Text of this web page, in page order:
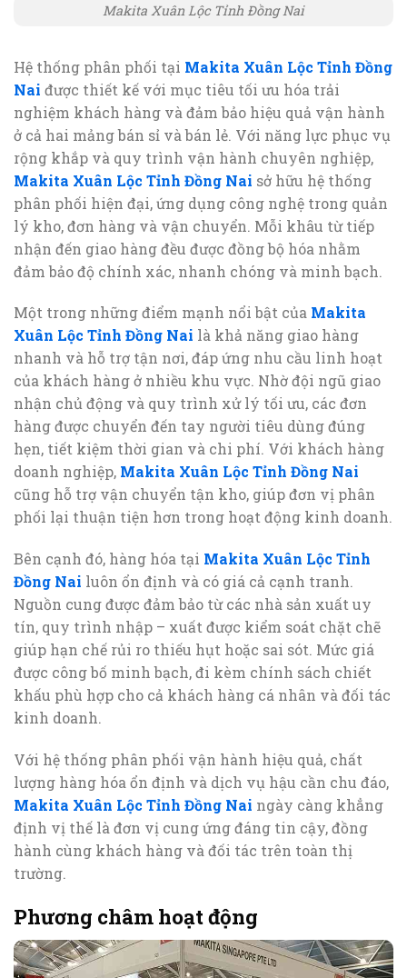
Makita Xuân Lộc Tỉnh Đồng Nai
Hệ thống phân phối tại Makita Xuân Lộc Tỉnh Đồng
Nai được thiết kế với mục tiêu tối ưu hóa trải
nghiệm khách hàng và đảm bảo hiệu quả vận hành
ở cả hai mảng bán sỉ và bán lẻ. Với năng lực phục vụ
rộng khắp và quy trình vận hành chuyên nghiệp,
Makita Xuân Lộc Tỉnh Đồng Nai sở hữu hệ thống
phân phối hiện đại, ứng dụng công nghệ trong quản
lý kho, đơn hàng và vận chuyển. Mỗi khâu từ tiếp
nhận đến giao hàng đều được đồng bộ hóa nhằm
đảm bảo độ chính xác, nhanh chóng và minh bạch.
Một trong những điểm mạnh nổi bật của Makita
Xuân Lộc Tỉnh Đồng Nai là khả năng giao hàng
nhanh và hỗ trợ tận nơi, đáp ứng nhu cầu linh hoạt
của khách hàng ở nhiều khu vực. Nhờ đội ngũ giao
nhận chủ động và quy trình xử lý tối ưu, các đơn
hàng được chuyển đến tay người tiêu dùng đúng
hẹn, tiết kiệm thời gian và chi phí. Với khách hàng
doanh nghiệp, Makita Xuân Lộc Tỉnh Đồng Nai
cũng hỗ trợ vận chuyển tận kho, giúp đơn vị phân
phối lại thuận tiện hơn trong hoạt động kinh doanh.
Bên cạnh đó, hàng hóa tại Makita Xuân Lộc Tỉnh
Đồng Nai luôn ổn định và có giá cả cạnh tranh.
Nguồn cung được đảm bảo từ các nhà sản xuất uy
tín, quy trình nhập – xuất được kiểm soát chặt chẽ
giúp hạn chế rủi ro thiếu hụt hoặc sai sót. Mức giá
được công bố minh bạch, đi kèm chính sách chiết
khấu phù hợp cho cả khách hàng cá nhân và đối tác
kinh doanh.
Với hệ thống phân phối vận hành hiệu quả, chất
lượng hàng hóa ổn định và dịch vụ hậu cần chu đáo,
Makita Xuân Lộc Tỉnh Đồng Nai ngày càng khẳng
định vị thế là đơn vị cung ứng đáng tin cậy, đồng
hành cùng khách hàng và đối tác trên toàn thị
trường.
Phương châm hoạt động